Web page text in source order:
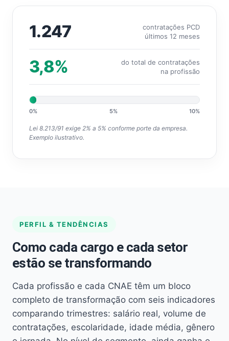
1.247
contratações PCD
últimos 12 meses
3,8%
do total de contratações
na profissão
0% 5% 10%
Lei 8.213/91 exige 2% a 5% conforme porte da empresa.
Exemplo ilustrativo.
PERFIL & TENDÊNCIAS
Como cada cargo e cada setor
estão se transformando
Cada profissão e cada CNAE têm um bloco
completo de transformação com seis indicadores
comparando trimestres: salário real, volume de
contratações, escolaridade, idade média, gênero